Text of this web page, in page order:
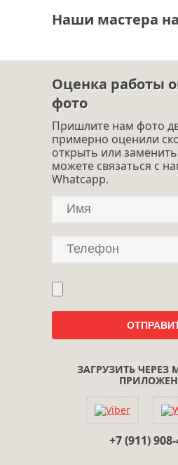
Наши мастера
Оценка работы
фото
Пришлите нам фото
примерно оценили
открыть или
можете связаться с
Whatcapp.
ЗАГРУЗИТЬ ЧЕРЕЗ
+7 (911)